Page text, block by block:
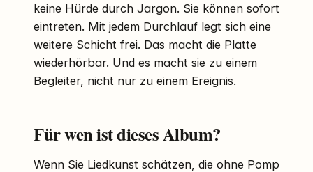
keine Hürde durch Jargon. Sie können sofort
eintreten. Mit jedem Durchlauf legt sich eine
weitere Schicht frei. Das macht die Platte
wiederhörbar. Und es macht sie zu einem
Begleiter, nicht nur zu einem Ereignis.
Für wen ist dieses Album?
Wenn Sie Liedkunst schätzen, die ohne Pomp